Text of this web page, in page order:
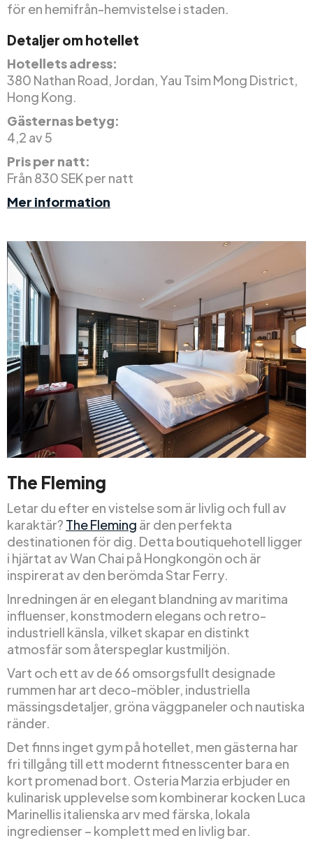
för en hemifrån-hemvistelse i staden.
Detaljer om hotellet
Hotellets adress:
380 Nathan Road, Jordan, Yau Tsim Mong District,
Hong Kong.
Gästernas betyg:
4,2 av 5
Pris per natt:
Från 830 SEK per natt
Mer information
The Fleming
Letar du efter en vistelse som är livlig och full av
karaktär? The Fleming är den perfekta
destinationen för dig. Detta boutiquehotell ligger
i hjärtat av Wan Chai på Hongkongön och är
inspirerat av den berömda Star Ferry.
Inredningen är en elegant blandning av maritima
influenser, konstmodern elegans och retro-
industriell känsla, vilket skapar en distinkt
atmosfär som återspeglar kustmiljön.
Vart och ett av de 66 omsorgsfullt designade
rummen har art deco-möbler, industriella
mässingsdetaljer, gröna väggpaneler och nautiska
ränder.
Det finns inget gym på hotellet, men gästerna har
fri tillgång till ett modernt fitnesscenter bara en
kort promenad bort. Osteria Marzia erbjuder en
kulinarisk upplevelse som kombinerar kocken Luca
Marinellis italienska arv med färska, lokala
ingredienser – komplett med en livlig bar.